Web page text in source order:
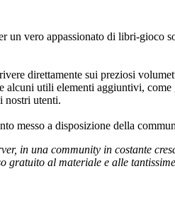
un vero appassionato di libri-gioco
direttamente sui preziosi
alcuni utili elementi aggiuntivi, come
nostri utenti.
messo a disposizione della
in una community in costante
al materiale e alle